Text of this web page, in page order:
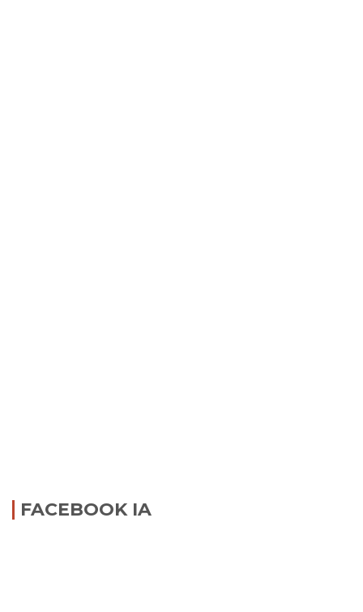
FACEBOOK IA